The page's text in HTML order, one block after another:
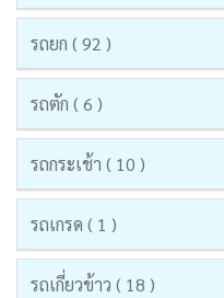
รถยก ( 92 )
รถตัก ( 6 )
รถกระเช้า ( 10 )
รถเกรด ( 1 )
รถเกี่ยวข้าว ( 18 )